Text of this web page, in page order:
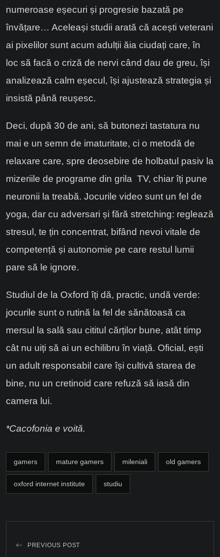
numeroase eșecuri și progresie bazată pe
învățare… Aceleași studii arată că acești veterani
ai pixelilor sunt acum adulții ăia ciudați care, în
loc să facă o criză de nervi când dau de greu, își
analizează calm eșecul, își ajustează strategia și
insistă până reușesc.
Deci, după 30 de ani, să butonezi tastatura nu
mai e un semn de imaturitate, ci o metodă de
relaxare care, spre deosebire de holbatul pasiv la
mizeriile de programe din grila TV, chiar îți pune
neuronii la treabă. Jocurile video sunt un fel de
yoga, dar cu adversari și fără stretching: reglează
stresul, te țin concentrat, bifând nevoi vitale de
competență și autonomie pe care restul lumii
pare să le ignore.
Studiul de la Oxford îți dă, practic, undă verde:
jocurile sunt o rutină la fel de sănătoasă ca
mersul la sală sau cititul cărților bune, atât timp
cât nu uiți să ai un echilibru în viață. Oficial, ești
un adult responsabil care își cultivă starea de
bine, nu un cretinoid care refuză să iasă din
camera lui.
*Cacofonia e voită.
gamers mature gamers mileniali old gamers
oxford internet institute studiu
PREVIOUS POST